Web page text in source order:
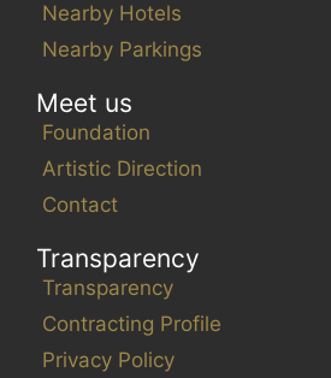
Nearby Hotels
Nearby Parkings
Meet us
Foundation
Artistic Direction
Contact
Transparency
Transparency
Contracting Profile
Privacy Policy